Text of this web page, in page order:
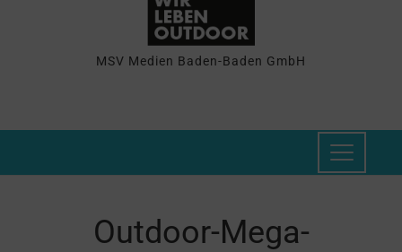
MSV Medien Baden-Baden GmbH
Outdoor-Mega-